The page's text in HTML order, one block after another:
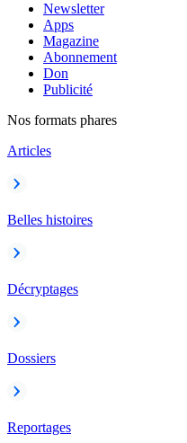
Newsletter
Apps
Magazine
Abonnement
Don
Publicité
Nos formats phares
Articles
Belles histoires
Décryptages
Dossiers
Reportages